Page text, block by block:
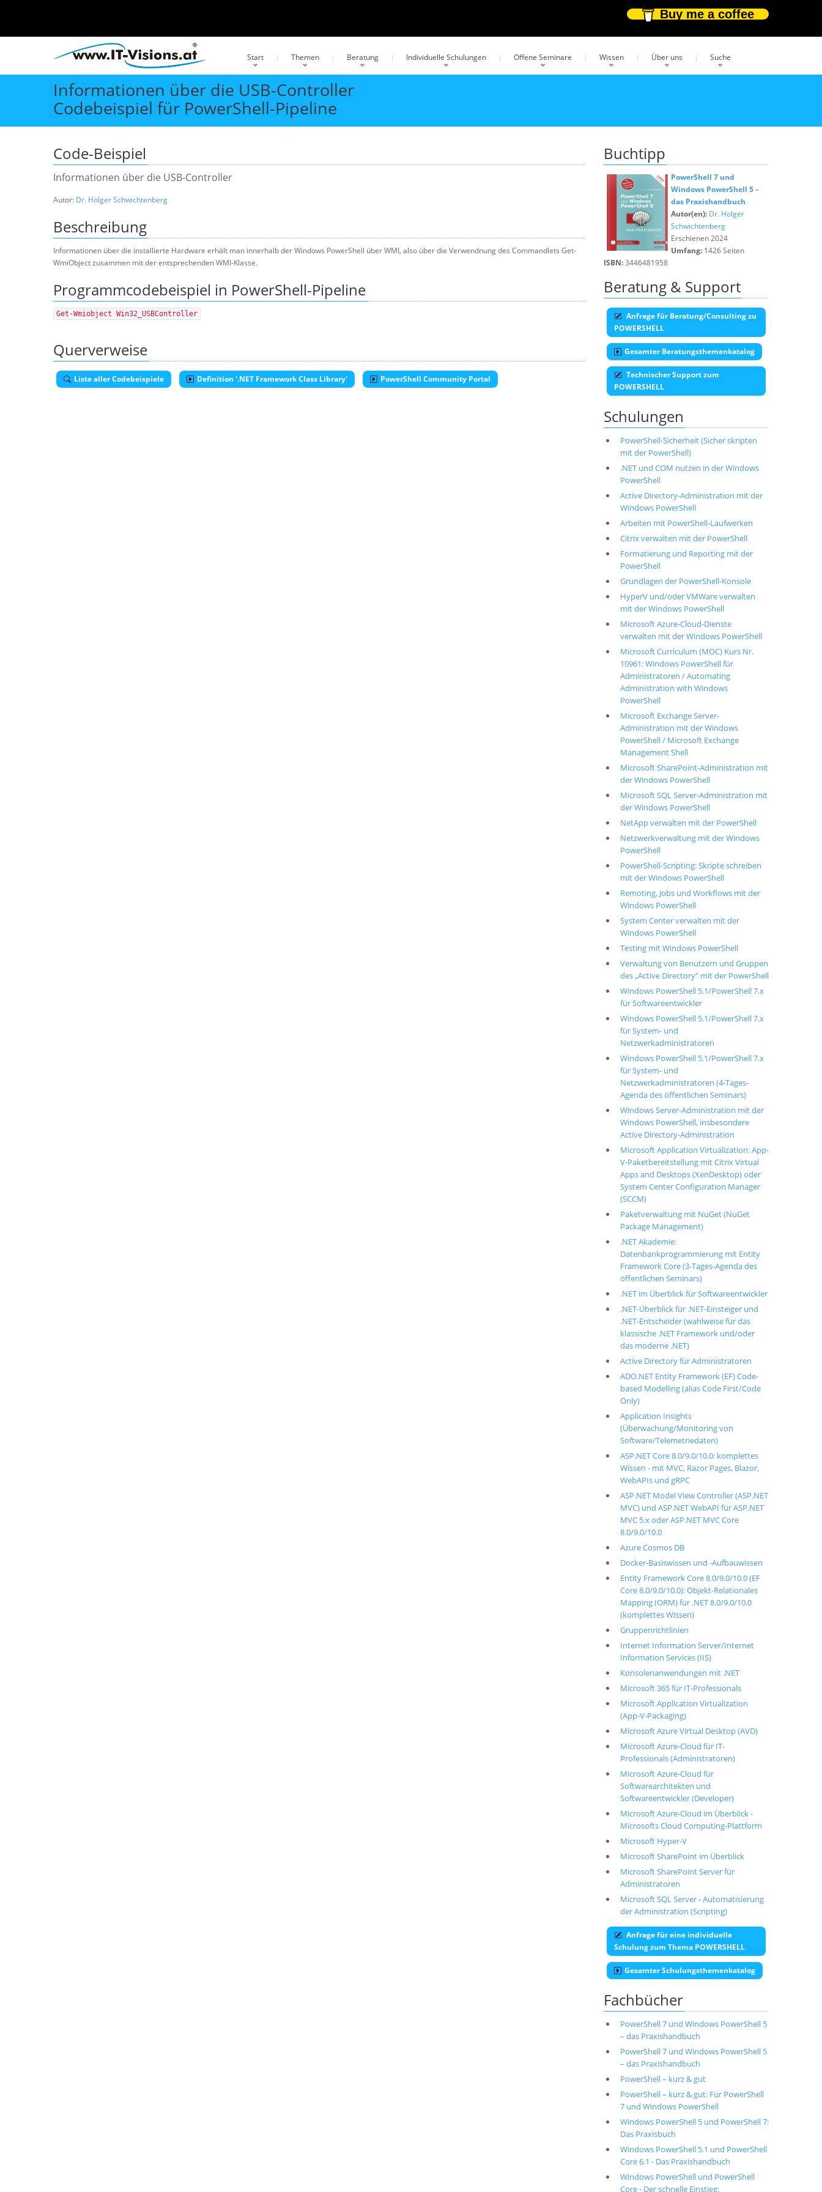
Buy me a coffee
Start Themen Beratung Individuelle Schulungen Offene Seminare Wissen Über uns Suche
Informationen über die USB-Controller
Codebeispiel für PowerShell-Pipeline
Code-Beispiel
Informationen über die USB-Controller
Autor: Dr. Holger Schwichtenberg
Beschreibung
Informationen über die installierte Hardware erhält man innerhalb der Windows PowerShell über WMI, also über die Verwendnung des Commandlets Get-
WmiObject zusammen mit der entsprechenden WMI-Klasse.
Programmcodebeispiel in PowerShell-Pipeline
Get-Wmiobject Win32_USBController
Querverweise
Liste aller Codebeispiele Definition '.NET Framework Class Library' PowerShell Community Portal
Buchtipp
PowerShell 7 und
Windows PowerShell 5 –
das Praxishandbuch
Autor(en): Dr. Holger
Schwichtenberg
Erschienen 2024
Umfang: 1426 Seiten
ISBN:3446481958
Beratung & Support
Anfrage für Beratung/Consulting zu
POWERSHELL
Gesamter Beratungsthemenkatalog
Technischer Support zum
POWERSHELL
Schulungen
PowerShell-Sicherheit (Sicher skripten
mit der PowerShell)
.NET und COM nutzen in der Windows
PowerShell
Active Directory-Administration mit der
Windows PowerShell
Arbeiten mit PowerShell-Laufwerken
Citrix verwalten mit der PowerShell
Formatierung und Reporting mit der
PowerShell
Grundlagen der PowerShell-Konsole
HyperV und/oder VMWare verwalten
mit der Windows PowerShell
Microsoft Azure-Cloud-Dienste
verwalten mit der Windows PowerShell
Microsoft Curriculum (MOC) Kurs Nr.
10961: Windows PowerShell für
Administratoren / Automating
Administration with Windows
PowerShell
Microsoft Exchange Server-
Administration mit der Windows
PowerShell / Microsoft Exchange
Management Shell
Microsoft SharePoint-Administration mit
der Windows PowerShell
Microsoft SQL Server-Administration mit
der Windows PowerShell
NetApp verwalten mit der PowerShell
Netzwerkverwaltung mit der Windows
PowerShell
PowerShell-Scripting: Skripte schreiben
mit der Windows PowerShell
Remoting, Jobs und Workflows mit der
Windows PowerShell
System Center verwalten mit der
Windows PowerShell
Testing mit Windows PowerShell
Verwaltung von Benutzern und Gruppen
des „Active Directory“ mit der PowerShell
Windows PowerShell 5.1/PowerShell 7.x
für Softwareentwickler
Windows PowerShell 5.1/PowerShell 7.x
für System- und
Netzwerkadministratoren
Windows PowerShell 5.1/PowerShell 7.x
für System- und
Netzwerkadministratoren (4-Tages-
Agenda des öffentlichen Seminars)
Windows Server-Administration mit der
Windows PowerShell, insbesondere
Active Directory-Administration
Microsoft Application Virtualization: App-
V-Paketbereitstellung mit Citrix Virtual
Apps and Desktops (XenDesktop) oder
System Center Configuration Manager
(SCCM)
Paketverwaltung mit NuGet (NuGet
Package Management)
.NET Akademie:
Datenbankprogrammierung mit Entity
Framework Core (3-Tages-Agenda des
öffentlichen Seminars)
.NET im Überblick für Softwareentwickler
.NET-Überblick für .NET-Einsteiger und
.NET-Entscheider (wahlweise für das
klassische .NET Framework und/oder
das moderne .NET)
Active Directory für Administratoren
ADO.NET Entity Framework (EF) Code-
based Modelling (alias Code First/Code
Only)
Application Insights
(Überwachung/Monitoring von
Software/Telemetriedaten)
ASP.NET Core 8.0/9.0/10.0: komplettes
Wissen - mit MVC, Razor Pages, Blazor,
WebAPIs und gRPC
ASP.NET Model View Controller (ASP.NET
MVC) und ASP.NET WebAPI für ASP.NET
MVC 5.x oder ASP.NET MVC Core
8.0/9.0/10.0
Azure Cosmos DB
Docker-Basiswissen und -Aufbauwissen
Entity Framework Core 8.0/9.0/10.0 (EF
Core 8.0/9.0/10.0): Objekt-Relationales
Mapping (ORM) für .NET 8.0/9.0/10.0
(komplettes Wissen)
Gruppenrichtlinien
Internet Information Server/Internet
Information Services (IIS)
Konsolenanwendungen mit .NET
Microsoft 365 für IT-Professionals
Microsoft Application Virtualization
(App-V-Packaging)
Microsoft Azure Virtual Desktop (AVD)
Microsoft Azure-Cloud für IT-
Professionals (Administratoren)
Microsoft Azure-Cloud für
Softwarearchitekten und
Softwareentwickler (Developer)
Microsoft Azure-Cloud im Überblick -
Microsofts Cloud Computing-Plattform
Microsoft Hyper-V
Microsoft SharePoint im Überblick
Microsoft SharePoint Server für
Administratoren
Microsoft SQL Server - Automatisierung
der Administration (Scripting)
Anfrage für eine individuelle
Schulung zum Thema POWERSHELL
Gesamter Schulungsthemenkatalog
Fachbücher
PowerShell 7 und Windows PowerShell 5
– das Praxishandbuch
PowerShell 7 und Windows PowerShell 5
– das Praxishandbuch
PowerShell – kurz & gut
PowerShell – kurz & gut: Für PowerShell
7 und Windows PowerShell
Windows PowerShell 5 und PowerShell 7:
Das Praxisbuch
Windows PowerShell 5.1 und PowerShell
Core 6.1 - Das Praxishandbuch
Windows PowerShell und PowerShell
Core - Der schnelle Einstieg: